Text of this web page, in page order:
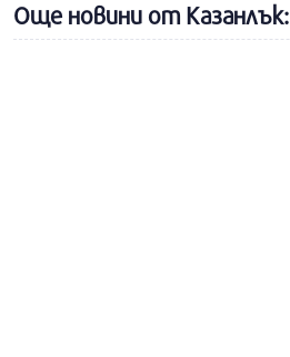
Още новини от Казанлък: